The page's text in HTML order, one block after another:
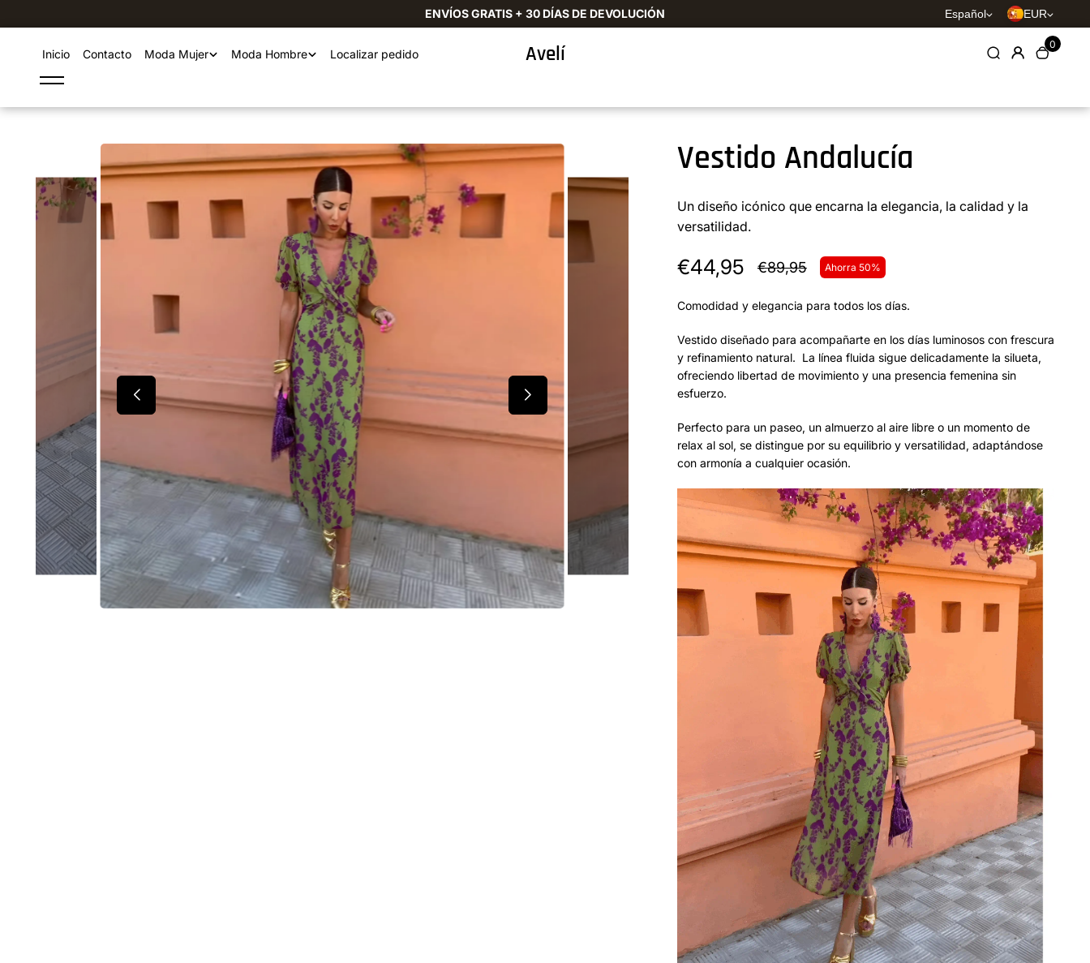
ENVÍOS GRATIS + 30 DÍAS DE DEVOLUCIÓN Español EUR
Inicio Contacto Moda Mujer Moda Hombre Localizar pedido Avelí 0
Vestido Andalucía
Un diseño icónico que encarna la elegancia, la calidad y la
versatilidad.
€44,95 €89,95 Ahorra 50%
Comodidad y elegancia para todos los días.
Vestido diseñado para acompañarte en los días luminosos con frescura
y refinamiento natural. La línea fluida sigue delicadamente la silueta,
ofreciendo libertad de movimiento y una presencia femenina sin
esfuerzo.
Perfecto para un paseo, un almuerzo al aire libre o un momento de
relax al sol, se distingue por su equilibrio y versatilidad, adaptándose
con armonía a cualquier ocasión.